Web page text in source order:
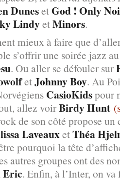
DunesetGod ! Only
LindyetMinors.
mieux à faire que
s’offrir une soirée jazz
. Ou aller se défouler sur
etJohnny Boy. Au
CasioKidspour
allez voirBirdy Hunt
de son côté propose
LaveauxetThéa
pourquoi la tête
autres groupes ont des
Eric. Enfin, à l’Inter, on va